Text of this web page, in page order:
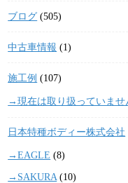
ブログ (505)
中古車情報 (1)
施工例 (107)
→現在は取り扱っていませ
日本特種ボディー株式会社
→EAGLE (8)
→SAKURA (10)